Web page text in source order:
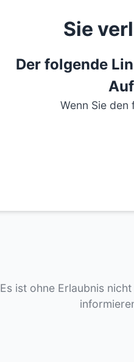
Sie
Der folgende
Wenn Sie
Es ist ohne Erlaubnis